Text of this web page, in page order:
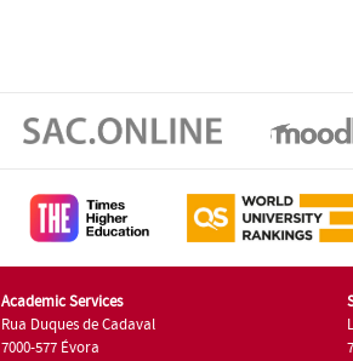
Academic Services
Rua Duques de Cadaval
7000-577 Évora